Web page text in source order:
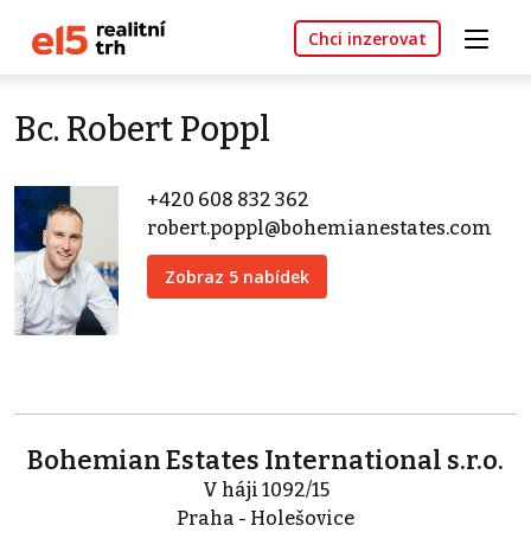
Chci inzerovat
Bc. Robert Poppl
+420 608 832 362
robert.poppl@bohemianestates.com
Zobraz 5 nabídek
Bohemian Estates International s.r.o.
V háji 1092/15
Praha - Holešovice